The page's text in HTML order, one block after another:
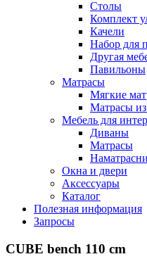
Столы
Комплект
Качели
Набор для
Другая
Павильоны
Матрасы
Мягкие
Матрасы
Мебель для
Диваны
Матрасы
Окна и двери
Аксессуары
Каталог
Полезная информация
Запросы
CUBE bench 110 cm